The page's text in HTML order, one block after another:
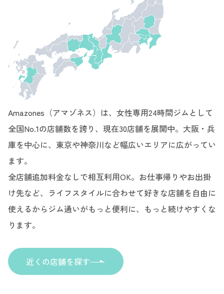
Amazones（アマゾネス）は、女性専用24時間ジムとして
全国No.1の店舗数を誇り、現在30店舗を展開中。大阪・兵
庫を中心に、東京や神奈川など幅広いエリアに広がってい
ます。
全店舗追加料金なしで相互利用OK。お仕事帰りやお出掛
け先など、ライフスタイルに合わせて好きな店舗を自由に
使えるからジム通いがもっと便利に、もっと続けやすくな
ります。
近くの店舗を探す